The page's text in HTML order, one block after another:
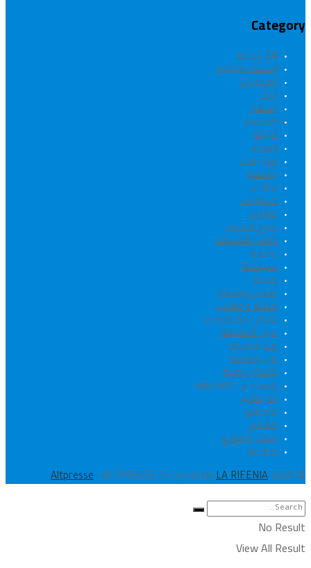
Category
24 ساعة
أسماء ووجوه
إصدارات
اراء
اشهار
اقتصاد
البيئة
المرأة
تمازيغت
جامعة
جهات
حــــوارات
حوادث
خارج الحدود
خلف المشهد
رياضة
سياسة
صحة
صوت وصورة
عدالة وحوادث
علوم وتكنولوجيا
عين الحقيقة
غير مصنف
فن وثقافة
قضايا دولية
قضايا في الواجهة
كاريكاتير
مجتمع
معالم
نبض الشارع
وطنية
© 2020
Altpresse - ALTPRESSE Designed by LA RIFENIA
.
No Result
View All Result